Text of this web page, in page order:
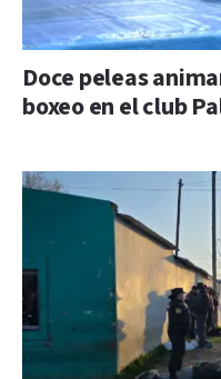
Doce peleas
boxeo en el club